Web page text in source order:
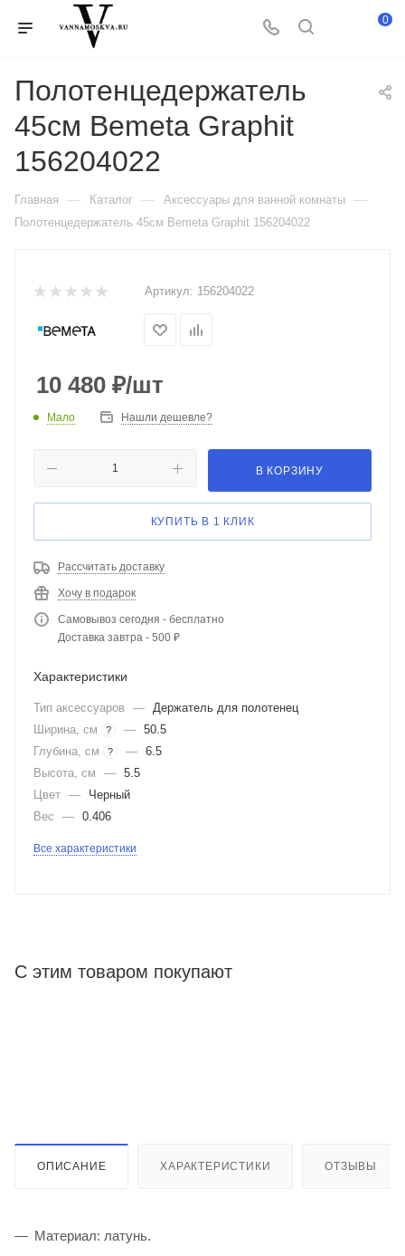
0
Полотенцедержатель
45см Bemeta Graphit
156204022
Главная — Каталог — Аксессуары для ванной комнаты —
Полотенцедержатель 45см Bemeta Graphit 156204022
Артикул: 156204022
10 480 ₽/шт
Мало Нашли дешевле?
В КОРЗИНУ
КУПИТЬ В 1 КЛИК
Рассчитать доставку
Хочу в подарок
Самовывоз сегодня - бесплатно
Доставка завтра - 500 ₽
Характеристики
Тип аксессуаров — Держатель для полотенец
Ширина, см
? — 50.5
Глубина, см
? — 6.5
Высота, см
— 5.5
Цвет —
Черный
Вес
— 0.406
Все характеристики
С этим товаром покупают
ОПИСАНИЕ ХАРАКТЕРИСТИКИ ОТЗЫВЫ
Материал: латунь.